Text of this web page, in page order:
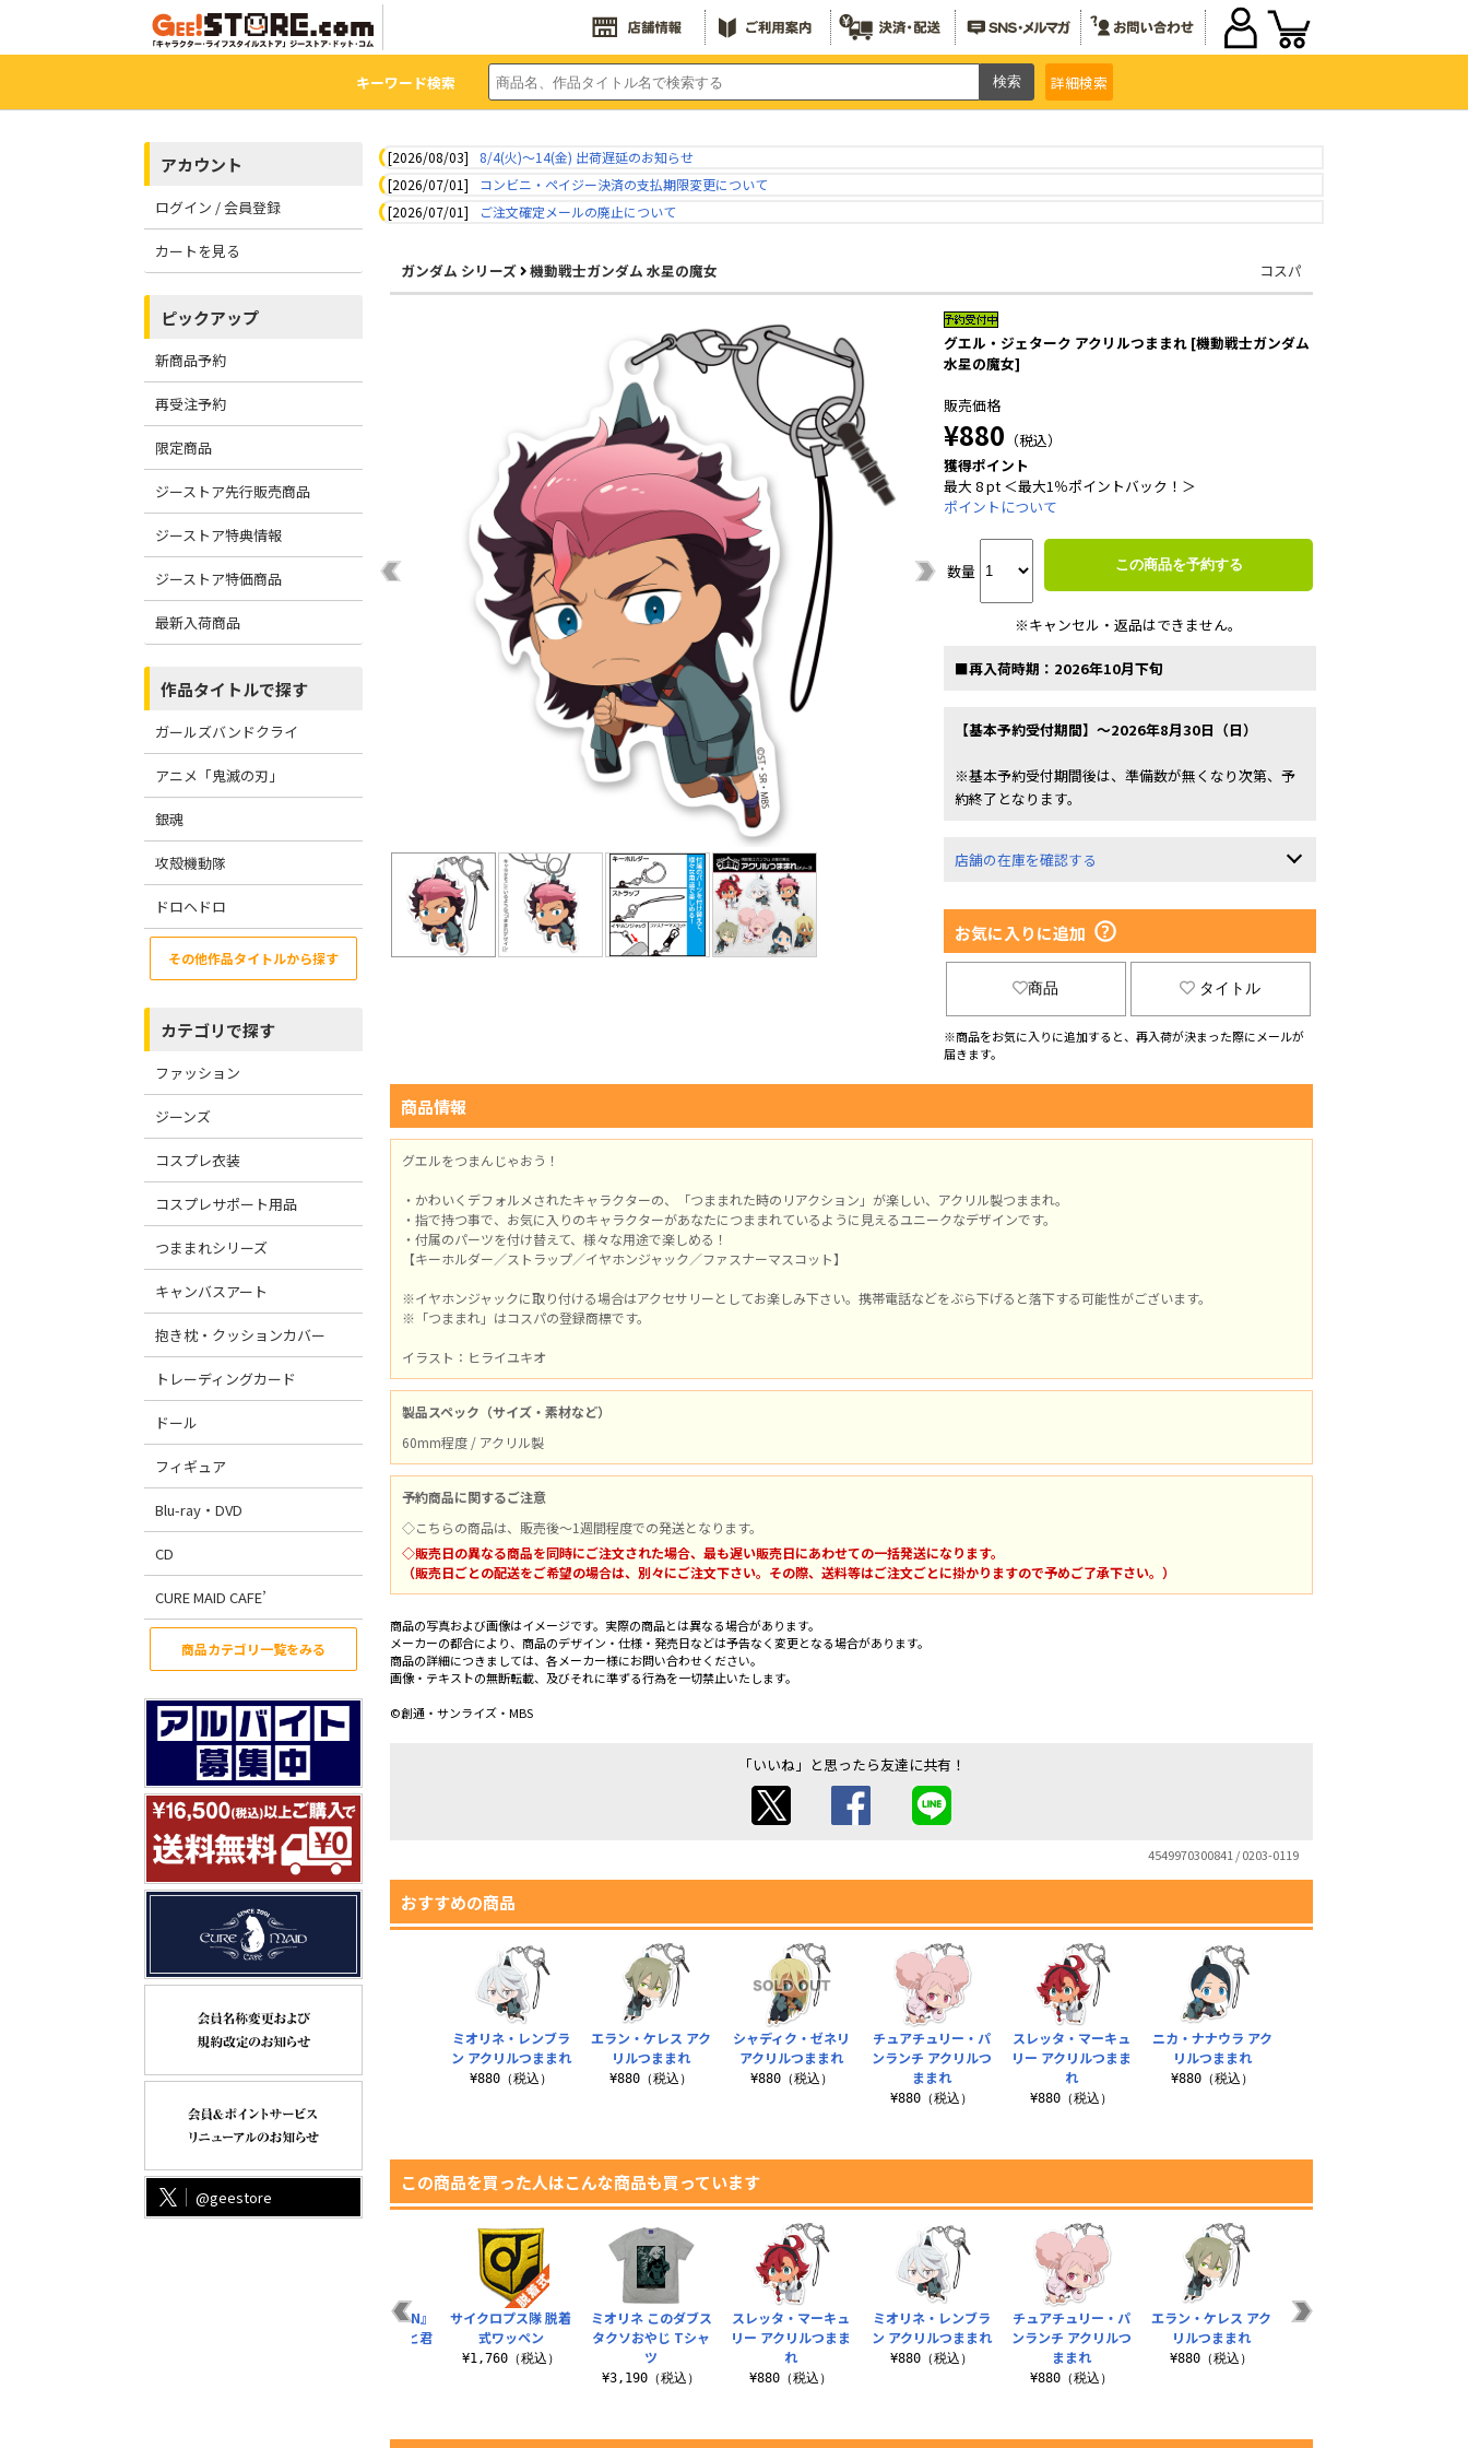
キーワード検索 詳細検索
アカウント
ログイン / 会員登録
カートを見る
ピックアップ
新商品予約
再受注予約
限定商品
ジーストア先行販売商品
ジーストア特典情報
ジーストア特価商品
最新入荷商品
作品タイトルで探す
ガールズバンドクライ
アニメ「鬼滅の刃」
銀魂
攻殻機動隊
ドロヘドロ
その他作品タイトルから探す
カテゴリで探す
ファッション
ジーンズ
コスプレ衣装
コスプレサポート用品
つままれシリーズ
キャンバスアート
抱き枕・クッションカバー
トレーディングカード
ドール
フィギュア
Blu-ray・DVD
CD
CURE MAID CAFE’
商品カテゴリ一覧をみる
@geestore
[2026/08/03]
8/4(火)～14(金) 出荷遅延のお知らせ
[2026/07/01]
コンビニ・ペイジー決済の支払期限変更について
[2026/07/01]
ご注文確定メールの廃止について
ガンダム シリーズ 機動戦士ガンダム 水星の魔女 コスパ
グエル・ジェターク アクリルつままれ [機動戦士ガンダム
水星の魔女]
販売価格
¥880 （税込）
獲得ポイント
最大 8 pt ＜最大1％ポイントバック！＞
ポイントについて
数量 この商品を予約する
※キャンセル・返品はできません。
■再入荷時期：2026年10月下旬
【基本予約受付期間】～2026年8月30日（日）
※基本予約受付期間後は、準備数が無くなり次第、予
約終了となります。
店舗の在庫を確認する
お気に入りに追加
商品 タイトル
※商品をお気に入りに追加すると、再入荷が決まった際にメールが
届きます。
商品情報
グエルをつまんじゃおう！
・かわいくデフォルメされたキャラクターの、「つままれた時のリアクション」が楽しい、アクリル製つままれ。
・指で持つ事で、お気に入りのキャラクターがあなたにつままれているように見えるユニークなデザインです。
・付属のパーツを付け替えて、様々な用途で楽しめる！
【キーホルダー／ストラップ／イヤホンジャック／ファスナーマスコット】
※イヤホンジャックに取り付ける場合はアクセサリーとしてお楽しみ下さい。携帯電話などをぶら下げると落下する可能性がございます。
※「つままれ」はコスパの登録商標です。
イラスト：ヒライユキオ
製品スペック（サイズ・素材など）
60mm程度 / アクリル製
予約商品に関するご注意
◇こちらの商品は、販売後～1週間程度での発送となります。
◇販売日の異なる商品を同時にご注文された場合、最も遅い販売日にあわせての一括発送になります。
（販売日ごとの配送をご希望の場合は、別々にご注文下さい。その際、送料等はご注文ごとに掛かりますので予めご了承下さい。）
商品の写真および画像はイメージです。実際の商品とは異なる場合があります。
メーカーの都合により、商品のデザイン・仕様・発売日などは予告なく変更となる場合があります。
商品の詳細につきましては、各メーカー様にお問い合わせください。
画像・テキストの無断転載、及びそれに準ずる行為を一切禁止いたします。
©創通・サンライズ・MBS
「いいね」と思ったら友達に共有！
4549970300841 / 0203-0119
おすすめの商品
シャディク・ゼネリ
アクリルつままれ
¥880（税込）
チュアチュリー・パ
ンランチ アクリルつ
ままれ
¥880（税込）
スレッタ・マーキュ
リー アクリルつまま
れ
¥880（税込）
ニカ・ナナウラ アク
リルつままれ
¥880（税込）
ミオリネ・レンブラ
ン アクリルつままれ
¥880（税込）
エラン・ケレス アク
リルつままれ
¥880（税込）
この商品を買った人はこんな商品も買っています
スレッタ・マーキュ
リー アクリルつまま
れ
¥880（税込）
ミオリネ・レンブラ
ン アクリルつままれ
¥880（税込）
チュアチュリー・パ
ンランチ アクリルつ
ままれ
¥880（税込）
エラン・ケレス アク
リルつままれ
¥880（税込）
ニカ・ナナウラ アク
『SSSS.GRIDMAN』
パスケース“ずっと君
サイクロプス隊 脱着
式ワッペン
¥1,760（税込）
ミオリネ このダブス
タクソおやじ Tシャ
ツ
¥3,190（税込）